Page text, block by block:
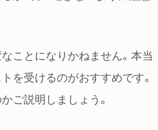
ことになりかねません。本当
を受けるのがおすすめです。
ご説明しましょう。